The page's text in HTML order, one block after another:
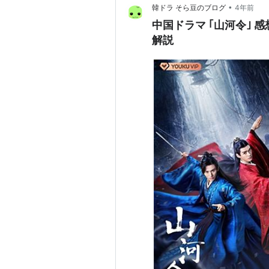
韓ドラ そら豆のブログ • 4年前
中国ドラマ ｢山河令｣ 感想 絶景！武侠と華の知己 5つの見ど
解説